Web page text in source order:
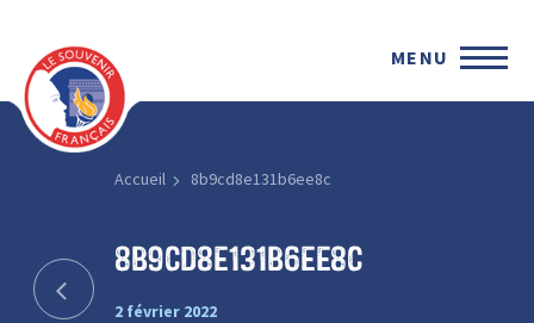
MENU
Accueil 8b9cd8e131b6ee8c
8b9cd8e131b6ee8c
2 février 2022